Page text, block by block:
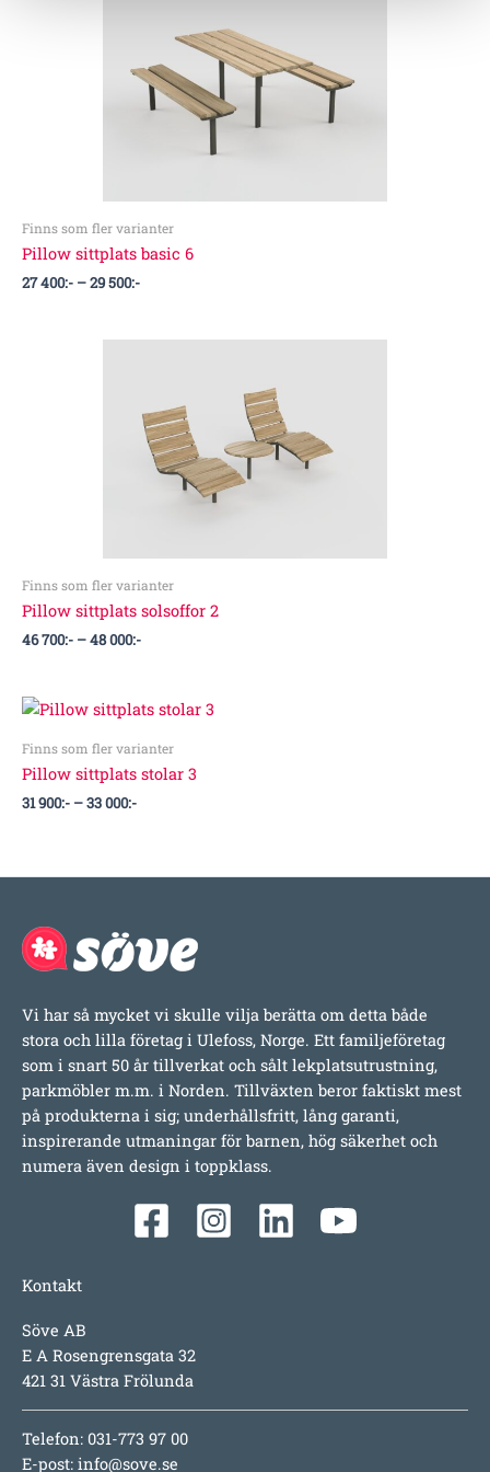
Finns som fler varianter
Pillow sittplats basic 6
27 400:- –29 500:-
29
500:-
Finns som fler varianter
Pillow sittplats solsoffor 2
46 700:- –48 000:-
48
000:-
Finns som fler varianter
Pillow sittplats stolar 3
31 900:- –33 000:-
Prisintervall:
31
900:-
till
33
Vi har så mycket vi skulle vilja berätta om detta både
stora och lilla företag i Ulefoss, Norge. Ett familjeföretag
som i snart 50 år tillverkat och sålt lekplatsutrustning,
parkmöbler m.m. i Norden. Tillväxten beror faktiskt mest
på produkterna i sig; underhållsfritt, lång garanti,
inspirerande utmaningar för barnen, hög säkerhet och
numera även design i toppklass.
Kontakt
Söve AB
E A Rosengrensgata 32
421 31 Västra Frölunda
Telefon: 031-773 97 00
E-post: info@sove.se